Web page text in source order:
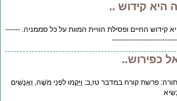
קידוש ..
החיים ופסילת הוויית המוות על כל סממניה. ------
כפירוש..
פרשת קורח במדבר טז,ב: וַיָּקֻמוּ לִפְנֵי מֹשֶׁה, וַאֲנָשִׁים